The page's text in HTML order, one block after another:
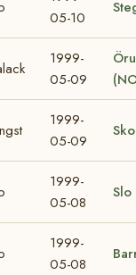
05-10
1999-
05-09
1999-
05-09
1999-
05-08
Slo
1999-
05-08